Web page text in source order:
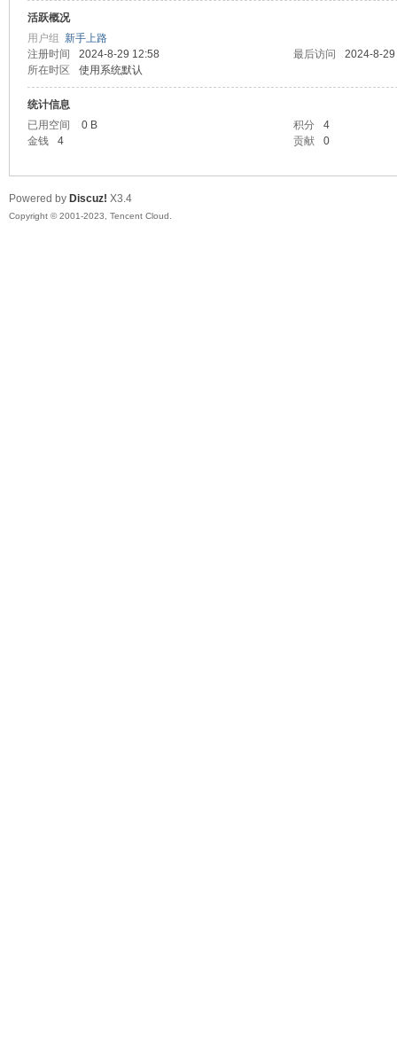
活跃概况
用户组 新手上路
注册时间
2024-8-29 12:58 最后访问
2024-8-
所在时区
使用系统默认
统计信息
已用空间
0 B 积分
4
金钱
4 贡献 0
Powered by Discuz! X3.4
Copyright © 2001-2023, Tencent Cloud.